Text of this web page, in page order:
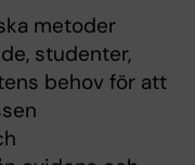
metoder
studenter,
behov för att